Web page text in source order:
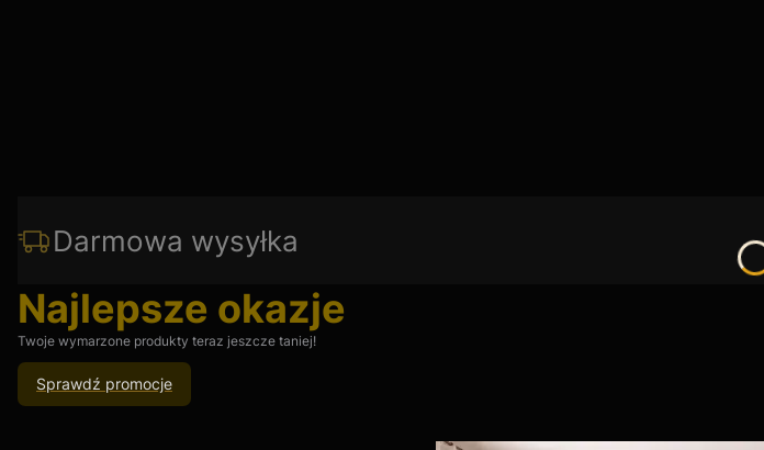
Darmowa wysyłka
Najlepsze okazje
Twoje wymarzone produkty teraz jeszcze taniej!
Sprawdź promocje